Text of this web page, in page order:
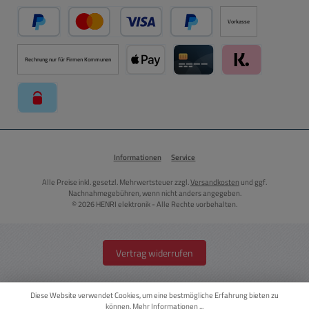
PayPal Kredit- oder Debitkarte über PayPal
Später Bezahlen über PayPal
Vorkasse
Rechnung nur für Firmen Kommunen
Informationen Service
Alle Preise inkl. gesetzl. Mehrwertsteuer zzgl.Versandkosten und ggf.
Nachnahmegebühren, wenn nicht anders angegeben.
© 2026 HENRI elektronik - Alle Rechte vorbehalten.
Vertrag widerrufen
Diese Website verwendet Cookies, um eine bestmögliche Erfahrung bieten zu
können.Mehr Informationen ...